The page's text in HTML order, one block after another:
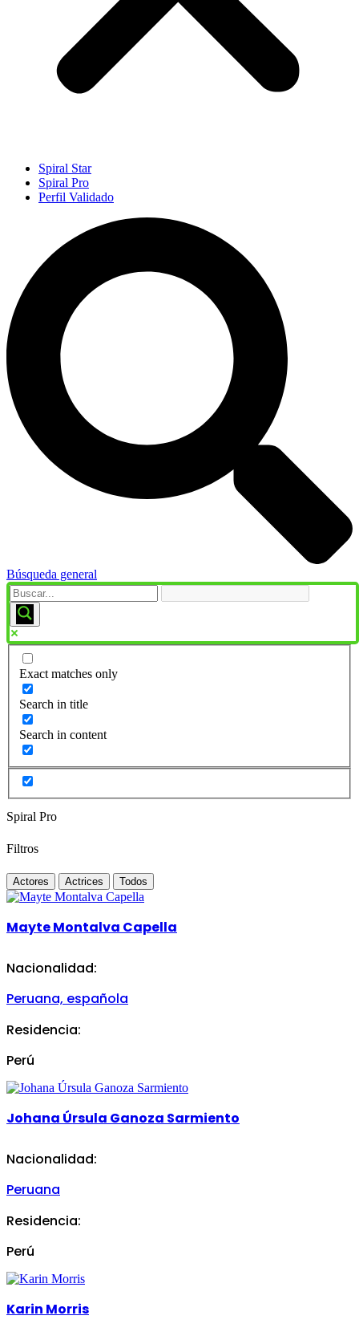
Spiral Star
Spiral Pro
Perfil Validado
Búsqueda general
Exact matches only
Search in title
Search in content
Spiral Pro
Filtros
Actores Actrices Todos
Mayte Montalva Capella
Nacionalidad:
Peruana, española
Residencia:
Perú
Johana Úrsula Ganoza Sarmiento
Nacionalidad:
Peruana
Residencia:
Perú
Karin Morris